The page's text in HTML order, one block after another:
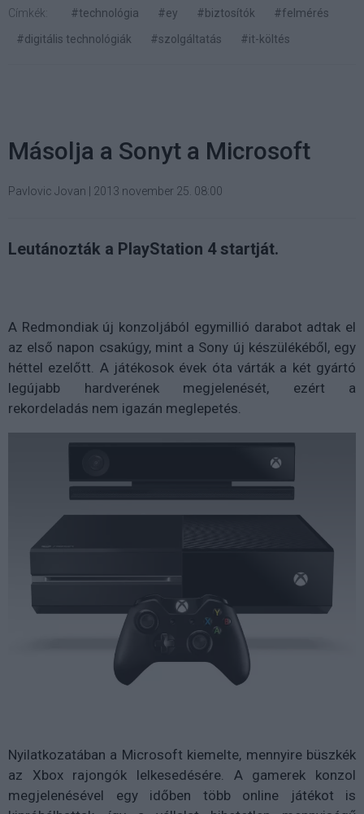
Címkék: #technológia #ey #biztosítók
#felmérés
#digitális technológiák
#szolgáltatás #it-költés
Másolja a Sonyt a Microsoft
Pavlovic Jovan 2013 november 25. 08:00
Leutánozták a PlayStation 4 startját.
A Redmondiak új konzoljából egymillió darabot adtak el
az első napon csakúgy, mint a Sony új készülékéből, egy
héttel ezelőtt. A játékosok évek óta várták a két gyártó
legújabb hardverének megjelenését, ezért a
rekordeladás nem igazán meglepetés.
Nyilatkozatában a Microsoft kiemelte, mennyire büszkék
az Xbox rajongók lelkesedésére. A gamerek konzol
megjelenésével egy időben több online játékot is